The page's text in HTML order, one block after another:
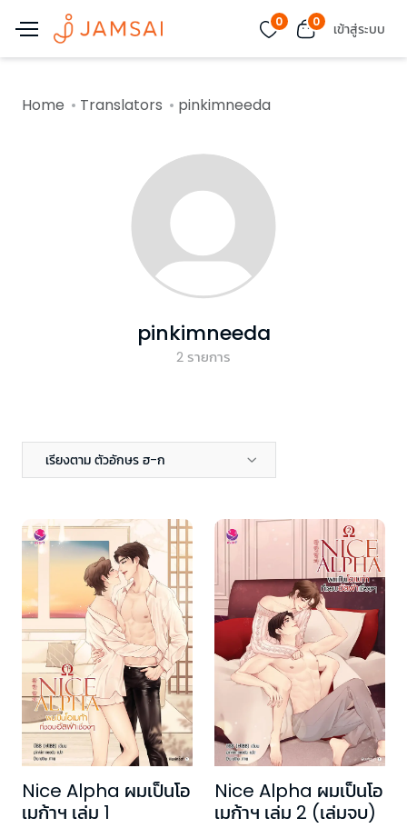
0 0 เข้าสู่ระบบ
Home Translators pinkimneeda
pinkimneeda
2รายการ
เรียงตาม ตัวอักษร ฮ-ก
Nice Alpha ผมเป็นโอ
เมก้าฯ เล่ม 1
Nice Alpha ผมเป็นโอ
เมก้าฯ เล่ม 2 (เล่มจบ)